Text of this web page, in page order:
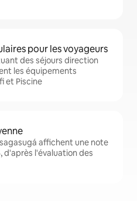
pour les voyageurs
des séjours direction
les équipements
et Piscine
affichent une note
d'après l'évaluation des